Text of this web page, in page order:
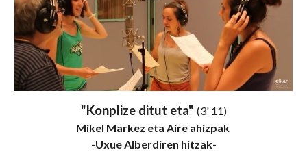
"Konplize ditut eta" (3' 11)
Mikel Markez eta Aire ahizpak
-Uxue Alberdiren hitzak-